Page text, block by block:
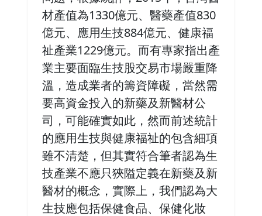
材產值為1330億元、醫藥產值830
億元、應用生技884億元、健康福
祉產業1229億元。而有專家指出產
業主要面臨生技股交易市場嚴重降
溫，造成業者的籌資障礙，當然需
要高資金投入的新藥及新醫材公
司，可能確實如此，然而前述統計
的應用生技與健康福祉的包含細項
雖不清楚，但其實符合筆者認為生
技產業不應只狹隘定義在新藥及新
醫材的概念，實際上，我們認為大
生技應包括保健食品、保健化妝